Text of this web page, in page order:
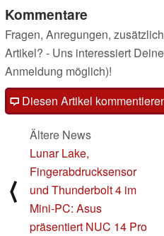
Kommentare
Fragen, Anregungen,
Artikel? - Uns interessiert
Anmeldung möglich)!
Diesen Artikel
⟨
Ältere News
Lunar Lake,
Fingerabdrucksensor
und Thunderbolt 4 im
Mini-PC: Asus
präsentiert NUC 14 Pro